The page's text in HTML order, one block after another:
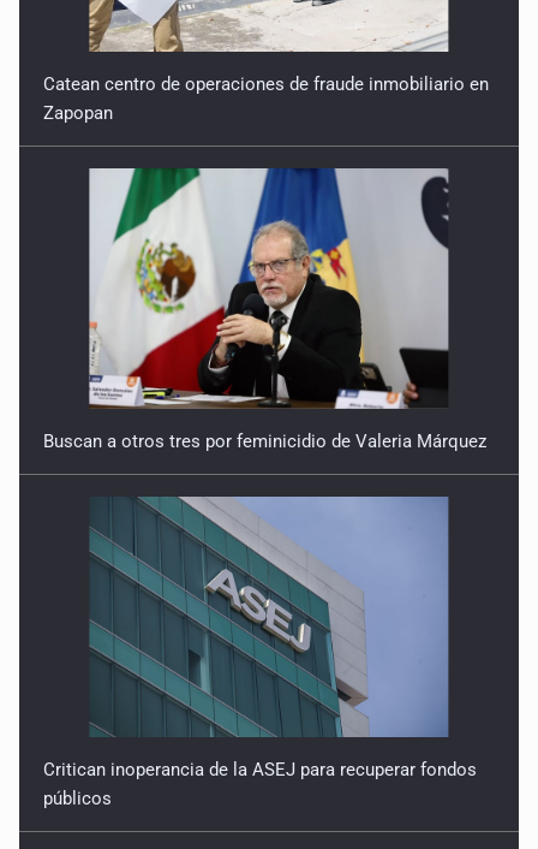
Catean centro de operaciones de fraude inmobiliario en
Buscan a otros tres por feminicidio de Valeria Márquez
Critican inoperancia de la ASEJ para recuperar fondos